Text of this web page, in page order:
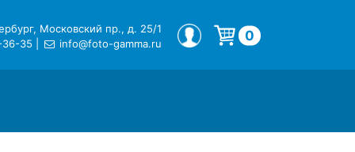
Московский пр., д. 25/1
36-35
info@foto-gamma.ru
МОЙ ПРОФИЛЬ 0